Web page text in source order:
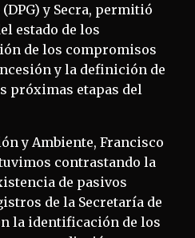
y Secra, permitió
estado de los
de los compromisos
y la definición de
próximas etapas del
y Ambiente, Francisco
contrastando la
de pasivos
de la Secretaría de
la identificación de los